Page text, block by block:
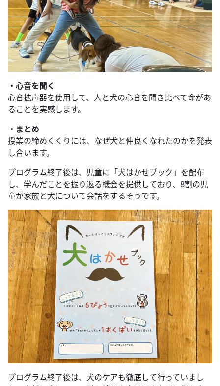
・心音を聞く
心音拡声器を使用して、人と犬の心音を聞き比べて命があ
ることを実感します。
・まとめ
授業の締めくくりには、なぜ犬と仲良くなれたのかを発表
し合います。
プログラム終了後は、児童に「犬はかせブック」を配布
し、学んだことを振り返る機会を提供しており、8割の児
童が家族と犬について会話をするそうです。
プログラム終了後は、犬のケアも徹底して行っていまし